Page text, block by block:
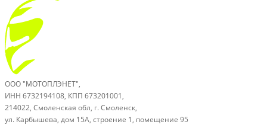
ООО "МОТОПЛЭНЕТ",
ИНН 6732194108, КПП 673201001,
214022, Смоленская обл, г. Смоленск,
ул. Карбышева, дом 15А, строение 1, помещение 95